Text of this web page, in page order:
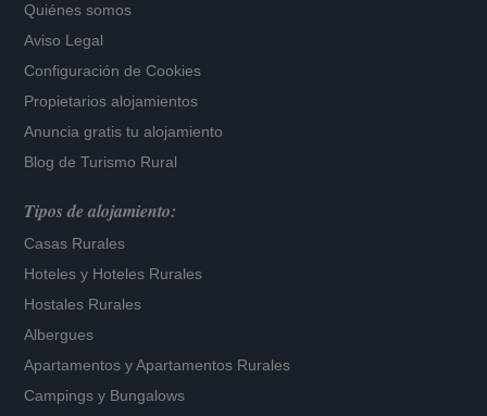
Quiénes somos
Aviso Legal
Configuración de Cookies
Propietarios alojamientos
Anuncia gratis tu alojamiento
Blog de Turismo Rural
Tipos de alojamiento:
Casas Rurales
Hoteles y Hoteles Rurales
Hostales Rurales
Albergues
Apartamentos yApartamentos Rurales
Campings y Bungalows